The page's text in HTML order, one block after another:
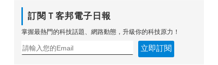
訂閱Ｔ客邦電子日報
掌握最熱門的科技話題、網路動態，升級你的科技原力！
立即訂閱